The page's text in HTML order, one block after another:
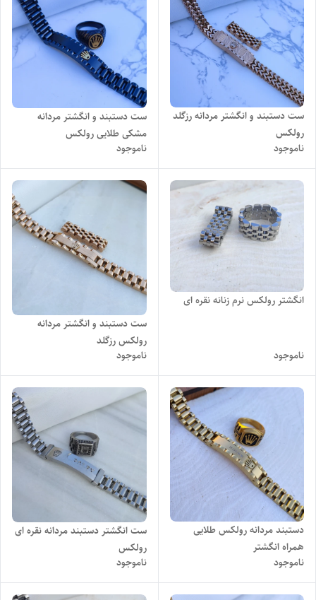
ست دستبند و انگشتر مردانه رزگلد
رولکس
ناموجود
ست دستبند و انگشتر مردانه
مشکی طلایی رولکس
ناموجود
انگشتر رولکس نرم زنانه نقره ای
ناموجود
ست دستبند و انگشتر مردانه
رولکس رزگلد
ناموجود
دستبند مردانه رولکس طلایی
همراه انگشتر
ناموجود
ست انگشتر دستبند مردانه نقره ای
رولکس
ناموجود